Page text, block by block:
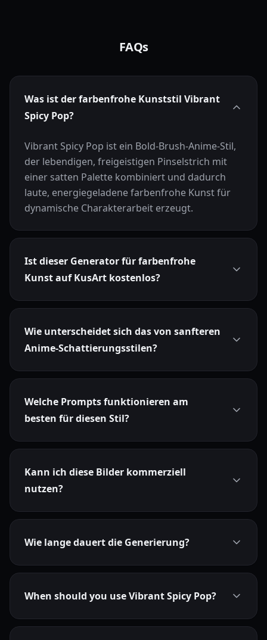
FAQs
Was ist der farbenfrohe Kunststil Vibrant
Spicy Pop?
Vibrant Spicy Pop ist ein Bold-Brush-Anime-Stil,
der lebendigen, freigeistigen Pinselstrich mit
einer satten Palette kombiniert und dadurch
laute, energiegeladene farbenfrohe Kunst für
dynamische Charakterarbeit erzeugt.
Ist dieser Generator für farbenfrohe
Kunst auf KusArt kostenlos?
Wie unterscheidet sich das von sanfteren
Anime-Schattierungsstilen?
Welche Prompts funktionieren am
besten für diesen Stil?
Kann ich diese Bilder kommerziell
nutzen?
Wie lange dauert die Generierung?
When should you use Vibrant Spicy Pop?